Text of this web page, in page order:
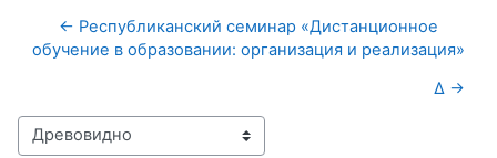
← Республиканский семинар «Дистанционное
обучение в образовании: организация и реализация»
∆ →
Режим отображения